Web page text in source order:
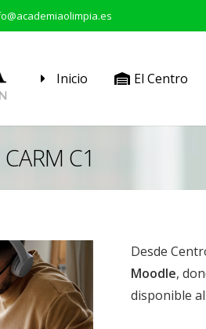
Inicio El Centro
C1
Desde
Moodle,
disponible